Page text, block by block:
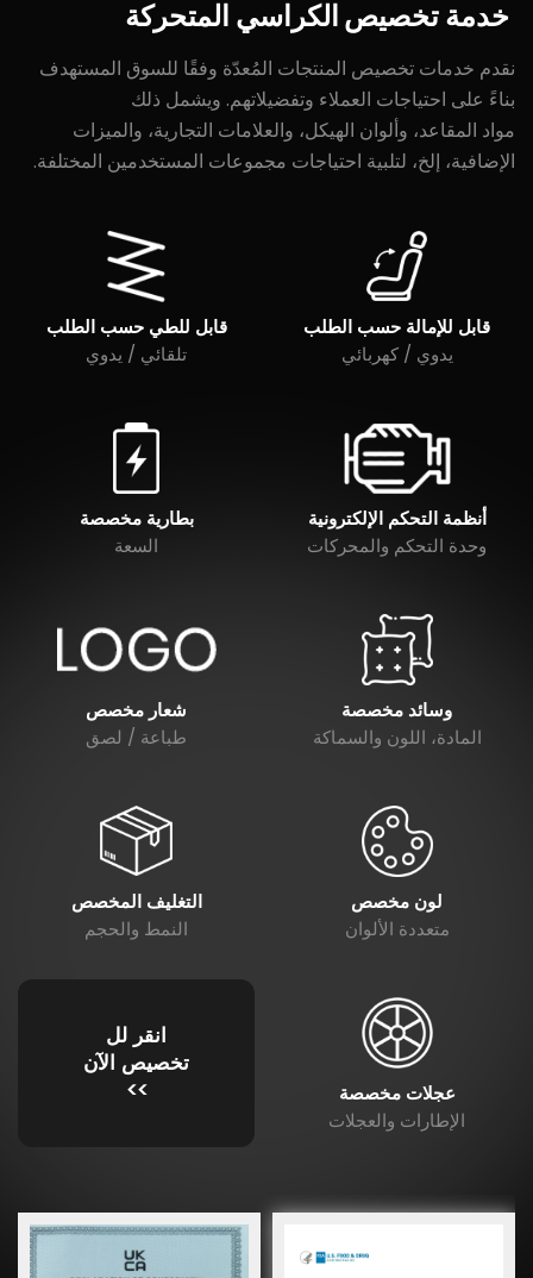
خدمةتخصيصالكراسي المتحركة
نقدم خدمات تخصيص المنتجات المُعدّة وفقًا للسوق المستهدف
بناءً على احتياجات العملاء وتفضيلاتهم. ويشمل ذلك
مواد المقاعد، وألوان الهيكل، والعلامات التجارية، والميزات
الإضافية، إلخ، لتلبية احتياجات مجموعات المستخدمين المختلفة.
قابل للإمالة حسب الطلب
يدوي / كهربائي
قابل للطي حسب الطلب
تلقائي / يدوي
أنظمة التحكم الإلكترونية
وحدة التحكم والمحركات
بطارية مخصصة
السعة
وسائد مخصصة
المادة، اللون والسماكة
شعار مخصص
طباعة / لصق
لون مخصص
متعددة الألوان
التغليف المخصص
النمط والحجم
عجلات مخصصة
الإطارات والعجلات
انقر لل
تخصيص الآن
>>